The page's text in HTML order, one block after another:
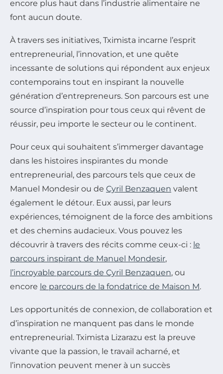
encore plus haut dans l’industrie alimentaire ne
font aucun doute.
À travers ses initiatives, Tximista incarne l’esprit
entrepreneurial, l’innovation, et une quête
incessante de solutions qui répondent aux enjeux
contemporains tout en inspirant la nouvelle
génération d’entrepreneurs. Son parcours est une
source d’inspiration pour tous ceux qui rêvent de
réussir, peu importe le secteur ou le continent.
Pour ceux qui souhaitent s’immerger davantage
dans les histoires inspirantes du monde
entrepreneurial, des parcours tels que ceux de
Manuel Mondesir ou de Cyril Benzaquen valent
également le détour. Eux aussi, par leurs
expériences, témoignent de la force des ambitions
et des chemins audacieux. Vous pouvez les
découvrir à travers des récits comme ceux-ci : le
parcours inspirant de Manuel Mondesir,
l’incroyable parcours de Cyril Benzaquen, ou
encore le parcours de la fondatrice de Maison M.
Les opportunités de connexion, de collaboration et
d’inspiration ne manquent pas dans le monde
entrepreneurial. Tximista Lizarazu est la preuve
vivante que la passion, le travail acharné, et
l’innovation peuvent mener à un succès